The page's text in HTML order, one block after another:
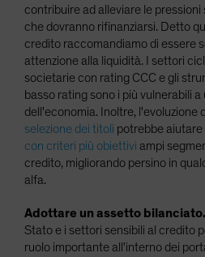
contribuire ad alleviare le
che dovranno rifinanziarsi. Detto
credito raccomandiamo di essere
attenzione alla liquidità. I settori
societarie con rating CCC e gli
basso rating sono i più vulnerabili
dell'economia. Inoltre, l'evoluzione
selezione dei titoli potrebbe aiutare
con criteri più obiettivi ampi
credito, migliorando persino in
alfa.
Adottare un assetto bilanciato.
Stato e i settori sensibili al credito
ruolo importante all'interno dei